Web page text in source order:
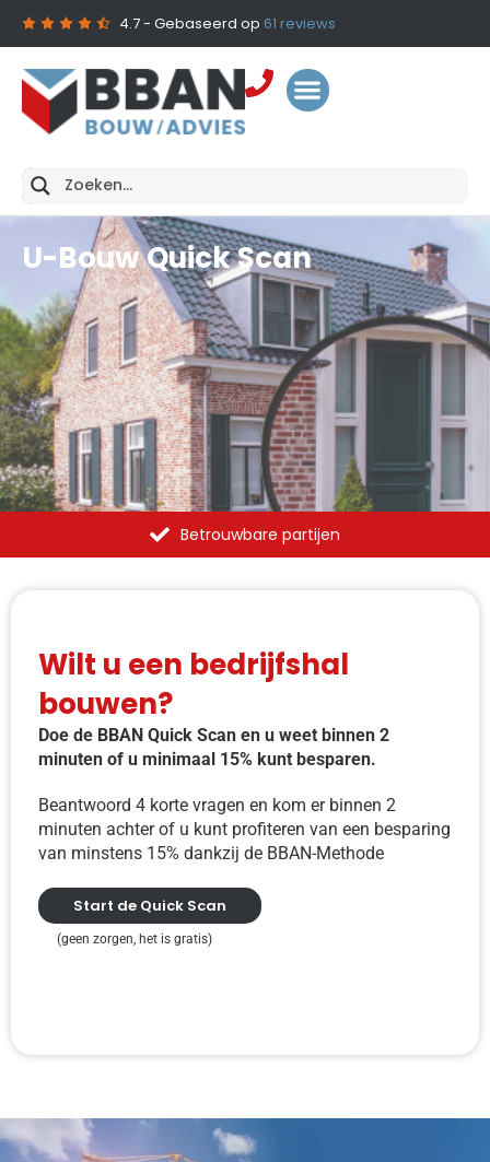
4.7- Gebaseerd op 61 reviews
U-Bouw Quick Scan
Betrouwbare partijen
Wilt u een bedrijfshal
bouwen?
Doe de BBAN Quick Scan en u weet binnen 2
minuten of u minimaal 15% kunt besparen.
Beantwoord 4 korte vragen en kom er binnen 2
minuten achter of u kunt profiteren van een besparing
van minstens 15% dankzij de BBAN-Methode
Start de Quick Scan
(geen zorgen, het is gratis)